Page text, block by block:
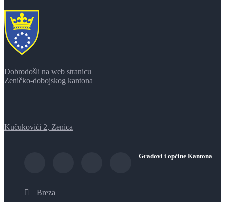
Dobrodošli na web stranicu
Zeničko-dobojskog kantona
Kučukovići 2, Zenica
Gradovi i općine Kantona
Breza